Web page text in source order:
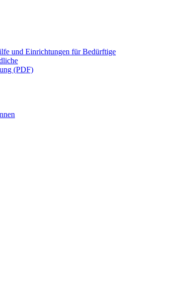
und Einrichtungen für Bedürftige
(PDF)